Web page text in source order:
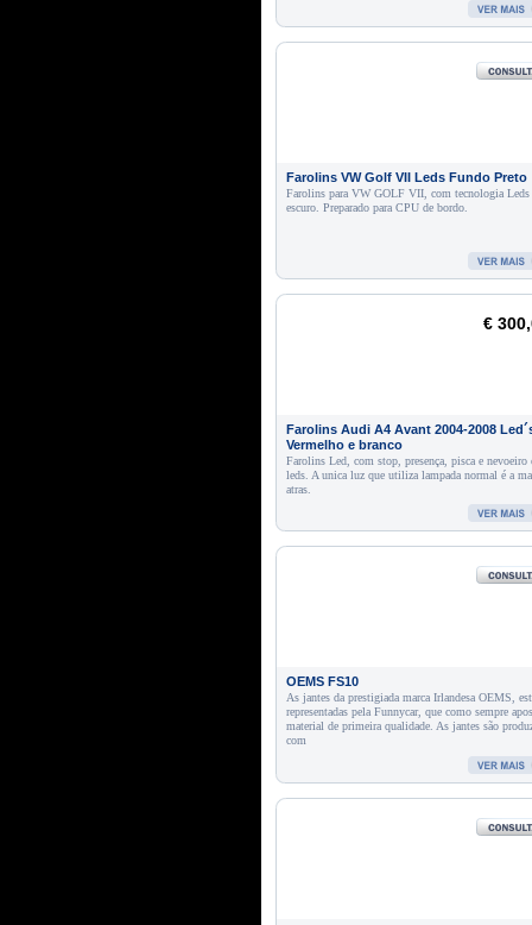
Farolins VW Golf VII Leds Fundo Preto
Farolins para VW GOLF VII, com tecnologia Leds
escuro. Preparado para CPU de bordo.
€
Farolins Audi A4 Avant 2004-2008
Vermelho e branco
Farolins Led, com stop, presença, pisca e nevoeiro
leds. A unica luz que utiliza lampada normal é a
atras.
OEMS FS10
As jantes da prestigiada marca Irlandesa OEMS,
representadas pela Funnycar, que como sempre
material de primeira qualidade. As jantes são
com